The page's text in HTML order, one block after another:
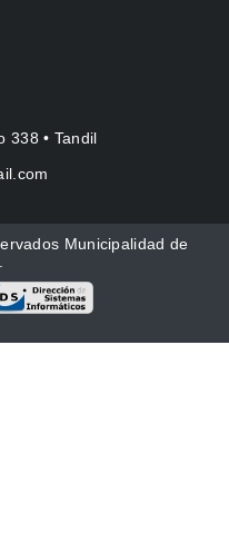
338 • Tandil
Municipalidad de